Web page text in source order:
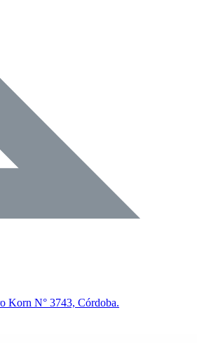
Korn N° 3743, Córdoba.